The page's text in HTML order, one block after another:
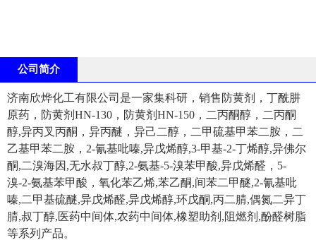
公司简介
济南欣烨化工有限公司是一家集科研，销售防黄剂，丁酰肼
原药，防黄剂HN-130，防黄剂HN-150，二丙酮醇，二丙酮
醇,异丙叉丙酮，异丙醚，异己二醇，二甲硫基甲苯二胺，二
乙基甲苯二胺，2-氰基吡嗪,异戊烯醇,3-甲基-2-丁烯醇,异佛尔
酮,二溴海因,无水叔丁醇,2-氨基-5-溴苯甲酸,异戊烯醛，5-
溴-2-氨基苯甲酸，氧化苯乙烯,苯乙酮,间苯二甲醚,2-氰基吡
嗪,二甲基硫醚,异戊烯醛,异戊烯醇,环戊酮,丙二腈,偶氮二异丁
腈,叔丁醇,医药中间体,农药中间体,橡塑助剂,阻燃剂,酚醛树脂
等系列产品。